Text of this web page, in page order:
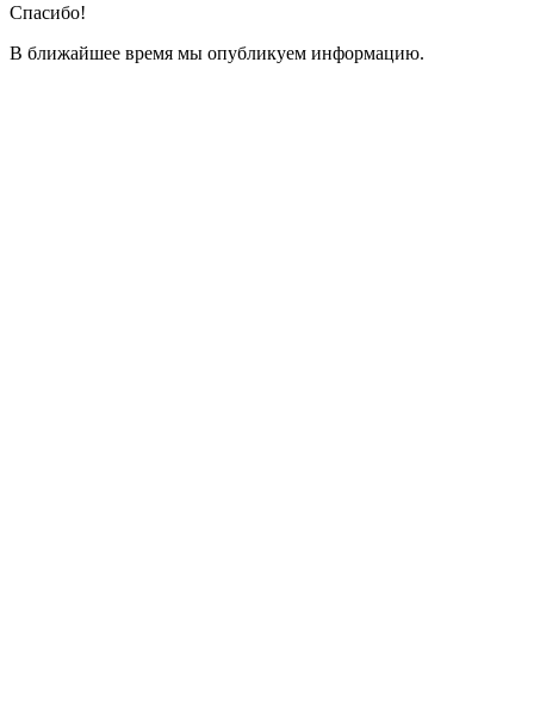
Спасибо!
В ближайшее время мы опубликуем информацию.